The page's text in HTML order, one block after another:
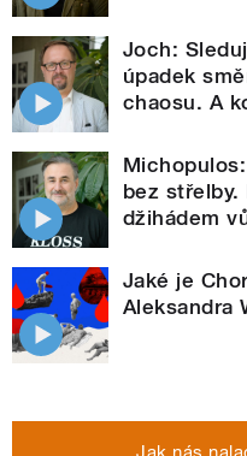
Joch:
úpadek
chaosu. A
bez střelby.
džihádem
Jaké je
Aleksandra